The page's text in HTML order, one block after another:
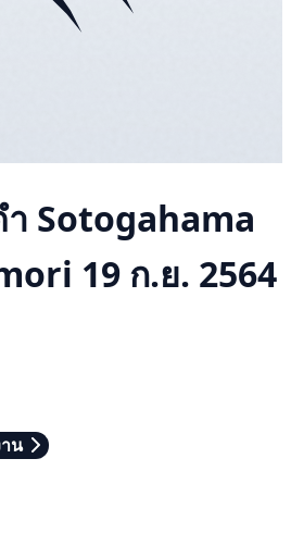
Sotogahama
19 ก.ย. 2564
น